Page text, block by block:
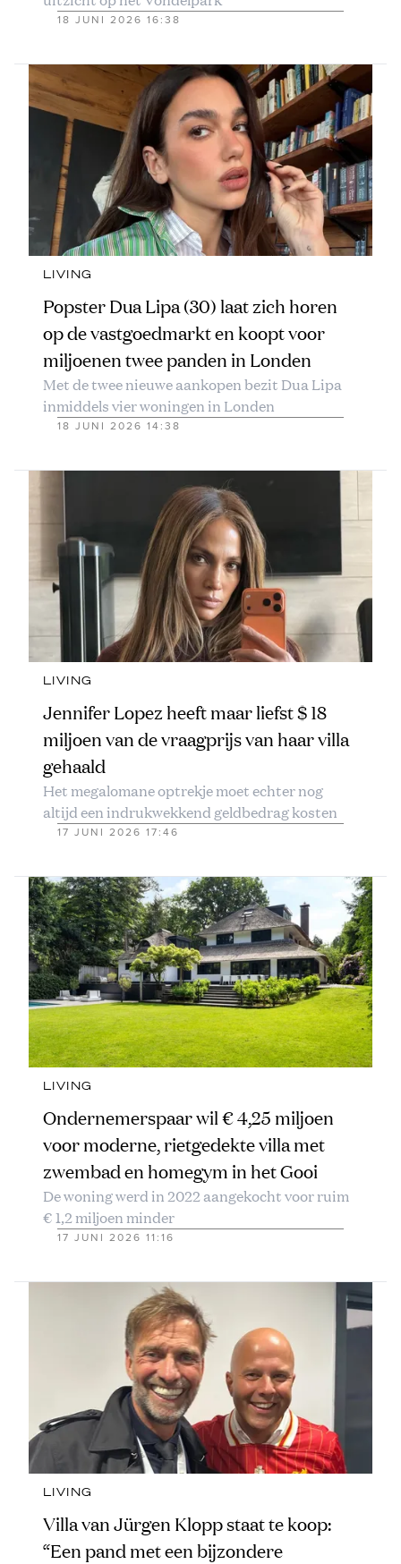
18 JUNI 2026 16:38
LIVING
Popster Dua Lipa (30) laat zich horen
op de vastgoedmarkt en koopt voor
miljoenen twee panden in Londen
Met de twee nieuwe aankopen bezit Dua Lipa
inmiddels vier woningen in Londen
18 JUNI 2026 14:38
LIVING
Jennifer Lopez heeft maar liefst $ 18
miljoen van de vraagprijs van haar villa
gehaald
Het megalomane optrekje moet echter nog
altijd een indrukwekkend geldbedrag kosten
17 JUNI 2026 17:46
LIVING
Ondernemerspaar wil € 4,25 miljoen
voor moderne, rietgedekte villa met
zwembad en homegym in het Gooi
De woning werd in 2022 aangekocht voor ruim
€ 1,2 miljoen minder
17 JUNI 2026 11:16
LIVING
Villa van Jürgen Klopp staat te koop:
“Een pand met een bijzondere